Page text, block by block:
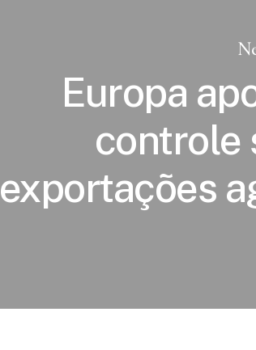
Europa
controle
exportações